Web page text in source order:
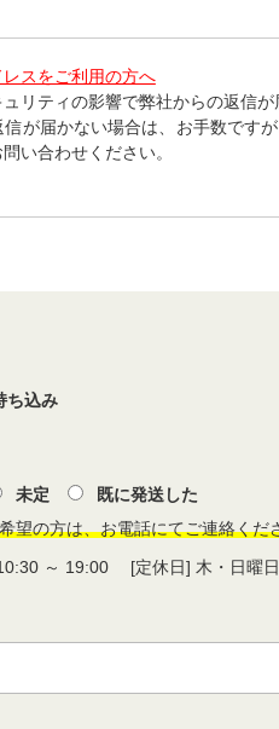
スをご利用の方へ
リティの影響で弊社からの返信が
が届かない場合は、お手数です
い合わせください。
ち込み
未定
既に発送した
望の方は、お電話にてご連絡くだ
～ 19:00 [定休日] 木・日曜日